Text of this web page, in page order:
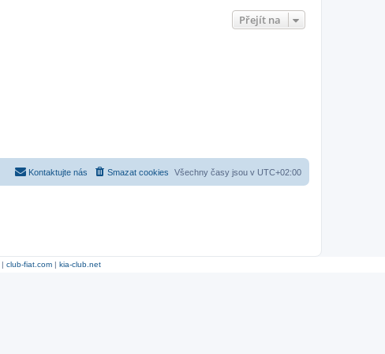
Přejít na
Všechny časy jsou v UTC+02:00
Smazat cookies
Kontaktujte nás
| club-fiat.com | kia-club.net